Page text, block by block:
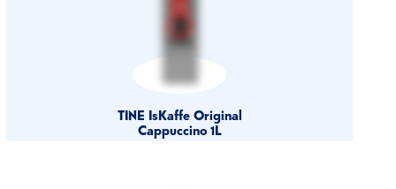
TINE IsKaffe Original
Cappuccino 1L